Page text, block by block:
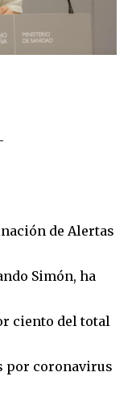
de Alertas
Simón, ha
ciento del total
por coronavirus